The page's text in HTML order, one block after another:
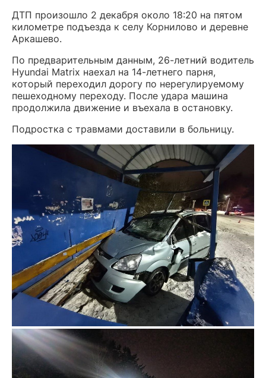
ДТП произошло 2 декабря около 18:20 на пятом
километре подъезда к селу Корнилово и деревне
Аркашево.
По предварительным данным, 26-летний водитель
Hyundai Matrix наехал на 14-летнего парня,
который переходил дорогу по нерегулируемому
пешеходному переходу. После удара машина
продолжила движение и въехала в остановку.
Подростка с травмами доставили в больницу.